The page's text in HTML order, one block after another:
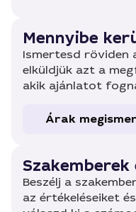
Mennyibe
Ismertesd röviden
elküldjük azt a
akik ajánlatot
Árak
Beszélj a
az értékeléseiket